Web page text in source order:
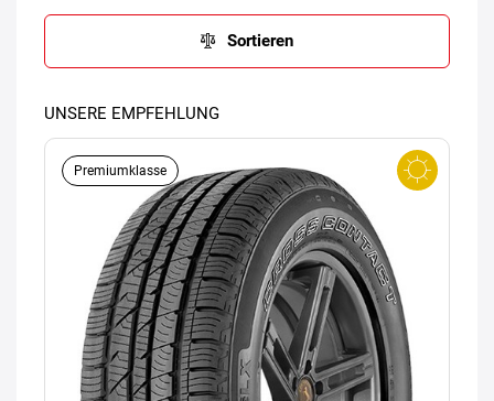
Sortieren
UNSERE EMPFEHLUNG
Premiumklasse